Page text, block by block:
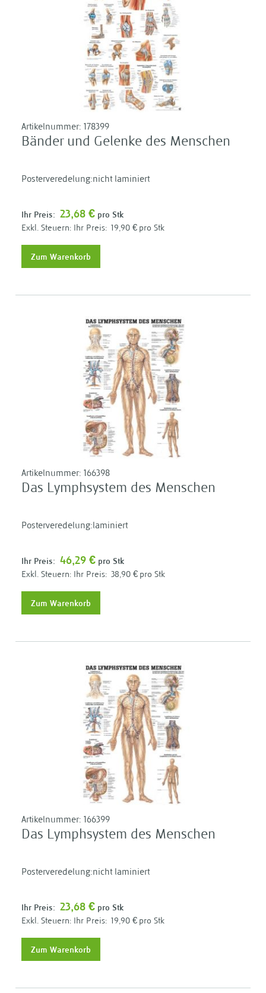
Artikelnummer: 178399
Bänder und Gelenke des Menschen
Posterveredelung:nicht laminiert
Ihr Preis: 23,68 € pro Stk
Ihr Preis: 19,90 € pro Stk
Zum Warenkorb
Artikelnummer: 166398
Das Lymphsystem des Menschen
Posterveredelung:laminiert
Ihr Preis: 46,29 € pro Stk
Ihr Preis: 38,90 € pro Stk
Zum Warenkorb
Artikelnummer: 166399
Das Lymphsystem des Menschen
Posterveredelung:nicht laminiert
Ihr Preis: 23,68 € pro Stk
Ihr Preis: 19,90 € pro Stk
Zum Warenkorb